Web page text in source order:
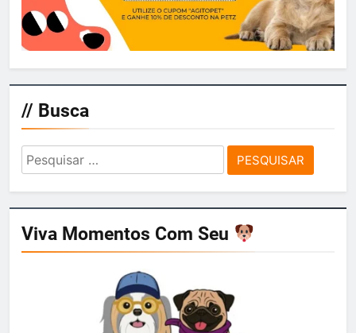
// Busca
Pesquisar
por:
Viva Momentos Com Seu